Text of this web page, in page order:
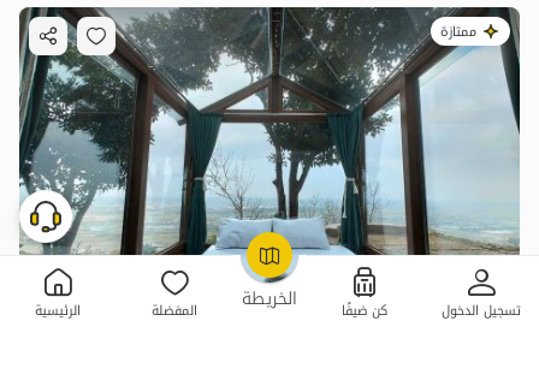
الخريطة تسجيل الدخول كن ضيفًا المفضلة الرئيسية
OpenStreetMap
ممتازة